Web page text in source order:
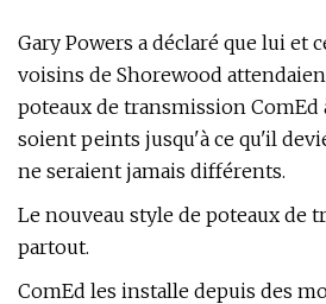
Gary Powers a déclaré que lui et
voisins de Shorewood
poteaux de transmission ComEd
soient peints jusqu'à ce qu'il
ne seraient jamais différents.
Le nouveau style de poteaux de
partout.
ComEd les installe depuis des